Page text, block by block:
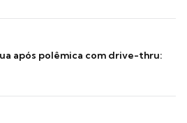
após polêmica com drive-thru: